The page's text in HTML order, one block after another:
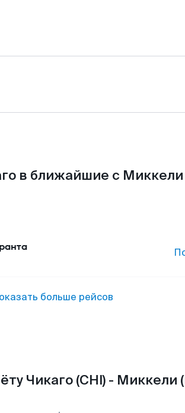
в ближайшие с Миккели
больше рейсов
Чикаго (CHI) - Миккели